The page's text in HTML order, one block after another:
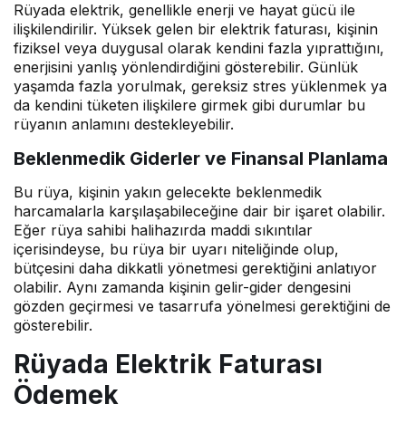
Rüyada elektrik, genellikle enerji ve hayat gücü ile
ilişkilendirilir. Yüksek gelen bir elektrik faturası, kişinin
fiziksel veya duygusal olarak kendini fazla yıprattığını,
enerjisini yanlış yönlendirdiğini gösterebilir. Günlük
yaşamda fazla yorulmak, gereksiz stres yüklenmek ya
da kendini tüketen ilişkilere girmek gibi durumlar bu
rüyanın anlamını destekleyebilir.
Beklenmedik Giderler ve Finansal Planlama
Bu rüya, kişinin yakın gelecekte beklenmedik
harcamalarla karşılaşabileceğine dair bir işaret olabilir.
Eğer rüya sahibi halihazırda maddi sıkıntılar
içerisindeyse, bu rüya bir uyarı niteliğinde olup,
bütçesini daha dikkatli yönetmesi gerektiğini anlatıyor
olabilir. Aynı zamanda kişinin gelir-gider dengesini
gözden geçirmesi ve tasarrufa yönelmesi gerektiğini de
gösterebilir.
Rüyada Elektrik Faturası
Ödemek